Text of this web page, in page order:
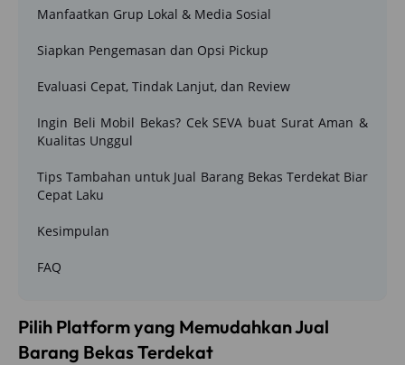
Manfaatkan Grup Lokal & Media Sosial
Siapkan Pengemasan dan Opsi Pickup
Evaluasi Cepat, Tindak Lanjut, dan Review
Ingin Beli Mobil Bekas? Cek SEVA buat Surat Aman &
Kualitas Unggul
Tips Tambahan untuk Jual Barang Bekas Terdekat Biar
Cepat Laku
Kesimpulan
FAQ
Pilih Platform yang Memudahkan Jual
Barang Bekas Terdekat